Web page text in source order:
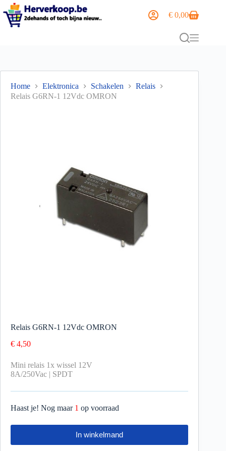
€ 0,00
Home Elektronica Schakelen
Relais
Relais G6RN-1 12Vdc OMRON
Relais G6RN-1 12Vdc OMRON
€ 4,50
Mini relais 1x wissel 12V
8A/250Vac | SPDT
Haast je! Nog maar 1 op voorraad
In winkelmand